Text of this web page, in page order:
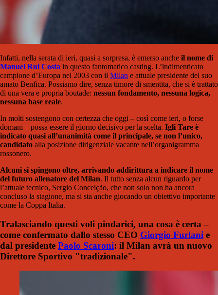
Infatti, nella serata di ieri, quasi a sorpresa, è emerso anche il nome di
Manuel Rui Costa in questo fantomatico casting. L’indimenticato
campione d’Europa nel 2003 con il Milan e attuale presidente del suo
amato Benfica. Possiamo dire, senza timore di smentita, che si è trattato
di una vera e propria boutade: nessun fondamento, nessuna logica,
nessuna base reale.
In molti sostengono con certezza che oggi – così come ieri, o forse
domani – possa essere il giorno decisivo per la scelta. Igli Tare è
indicato quasi all’unanimità come il principale, se non l’unico,
candidato alla posizione dirigenziale vacante nell’organigramma
rossonero.
Alcuni si spingono oltre, arrivando addirittura a indicare il nome
del futuro allenatore del Milan. Il tutto senza alcun riguardo per
l’attuale tecnico, Sergio Conceição, che non solo non ha ancora
concluso la stagione, ma si sta anche giocando un obiettivo importante
come la Coppa Italia.
Tralasciando questi voli pindarici, una cosa è certa –
come confermato dallo stesso CEO Giorgio Furlani e
dal presidente Paolo Scaroni: il Milan avrà un nuovo
Direttore Sportivo "tradizionale".